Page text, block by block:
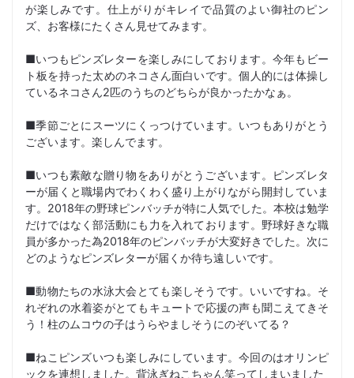
が楽しみです。仕上がりがキレイで品質のよい御社のピン
ズ、お客様にたくさん見せてみます。
■いつもピンズレターを楽しみにしております。今年もビー
ト板を持った太めのネコさん面白いです。個人的には体操し
ているネコさん2匹のうちのどちらが良かったかなぁ。
■季節ごとにスーツにくっつけています。いつもありがとう
ございます。楽しんでます。
■いつも素敵な贈り物をありがとうございます。ピンズレタ
ーが届くと職場内でわくわく盛り上がりながら開封していま
す。2018年の野球ピンバッチが特に人気でした。本校は勉学
だけではなく部活動にも力を入れております。野球好きな職
員が多かった為2018年のピンバッチが大変好きでした。次に
どのようなピンズレターが届くか待ち遠しいです。
■動物たちの水泳大会とても楽しそうです。いいですね。そ
れぞれの水着姿がとてもキュートで応援の声も聞こえてきそ
う！柱のムコウの子はうらやましそうにのぞいてる？
■ねこピンズいつも楽しみにしています。今回のはオリンピ
ックを連想しました。背泳ぎねこちゃん笑ってしまいました